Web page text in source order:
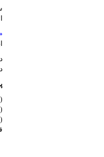
(1). ابن ابی الحدید، شرح نهج البلاغه، جلد 16، صفحه 252 .
(2). و هم احتمال اختلاف اندازی و ماجراجویی طرفداران غاصبین فدک داده می شد.